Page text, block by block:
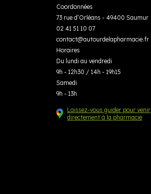
Coordonnées
73 rue d’Orléans - 49400 Saumur
02 41 51 10 07
contact@autourdelapharmacie.fr
Horaires
Du lundi au vendredi
9h - 12h30 / 14h - 19h15
Samedi
9h - 13h
Laissez-vous guider pour venir
directement à la pharmacie